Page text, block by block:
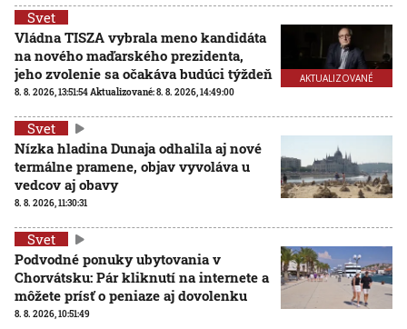
AKTUALIZOVANÉ
Svet
Vládna TISZA vybrala meno kandidáta
na nového maďarského prezidenta,
jeho zvolenie sa očakáva budúci týždeň
8. 8. 2026, 13:51:54Aktualizované:8. 8. 2026, 14:49:00
Svet
Nízka hladina Dunaja odhalila aj nové
termálne pramene, objav vyvoláva u
vedcov aj obavy
8. 8. 2026, 11:30:31
Svet
Podvodné ponuky ubytovania v
Chorvátsku: Pár kliknutí na internete a
môžete prísť o peniaze aj dovolenku
8. 8. 2026, 10:51:49